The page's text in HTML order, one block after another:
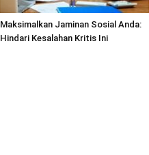
Maksimalkan Jaminan Sosial Anda:
Hindari Kesalahan Kritis Ini